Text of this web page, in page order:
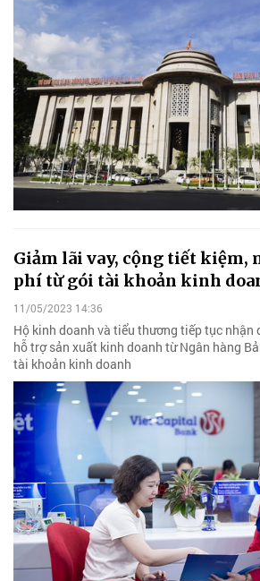
Giảm lãi vay, cộng tiết kiệm,
phí từ gói tài khoản kinh
11/05/2023 14:36
Hộ kinh doanh và tiểu thương tiếp tục nhận
hỗ trợ sản xuất kinh doanh từ Ngân hàng
tài khoản kinh doanh